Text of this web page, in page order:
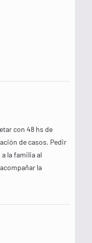
con 48 hs de
de casos. Pedir
la familia al
la